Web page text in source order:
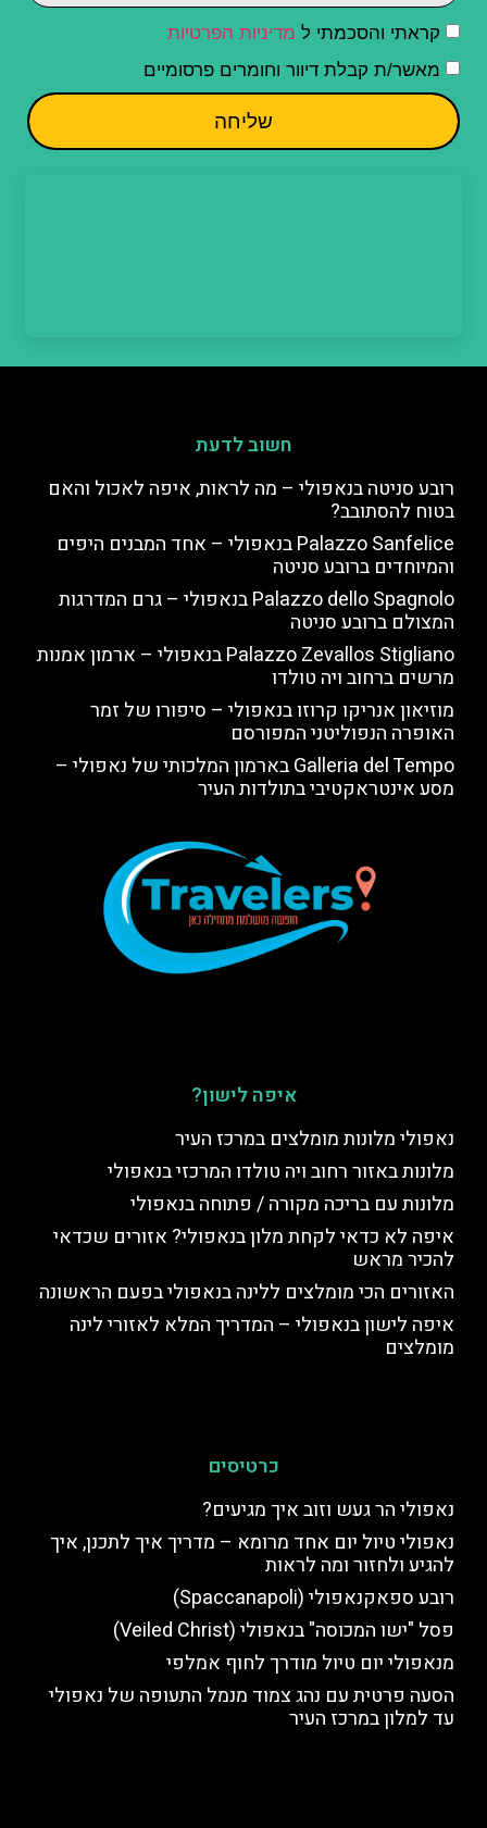
קראתי והסכמתי ל מדיניות הפרטיות
מאשר/ת קבלת דיוור וחומרים פרסומיים
שליחה
חשוב לדעת
רובע סניטה בנאפולי – מה לראות, איפה לאכול והאם
בטוח להסתובב?
Palazzo Sanfelice בנאפולי – אחד המבנים היפים
והמיוחדים ברובע סניטה
Palazzo dello Spagnolo בנאפולי – גרם המדרגות
המצולם ברובע סניטה
Palazzo Zevallos Stigliano בנאפולי – ארמון אמנות
מרשים ברחוב ויה טולדו
מוזיאון אנריקו קרוזו בנאפולי – סיפורו של זמר
האופרה הנפוליטני המפורסם
Galleria del Tempo בארמון המלכותי של נאפולי –
מסע אינטראקטיבי בתולדות העיר
איפה לישון?
נאפולי מלונות מומלצים במרכז העיר
מלונות באזור רחוב ויה טולדו המרכזי בנאפולי
מלונות עם בריכה מקורה / פתוחה בנאפולי
איפה לא כדאי לקחת מלון בנאפולי? אזורים שכדאי
להכיר מראש
האזורים הכי מומלצים ללינה בנאפולי בפעם הראשונה
איפה לישון בנאפולי – המדריך המלא לאזורי לינה
מומלצים
כרטיסים
נאפולי הר געש וזוב איך מגיעים?
נאפולי טיול יום אחד מרומא – מדריך איך לתכנן, איך
להגיע ולחזור ומה לראות
רובע ספאקנאפולי (Spaccanapoli)
פסל "ישו המכוסה" בנאפולי (Veiled Christ)
מנאפולי יום טיול מודרך לחוף אמלפי
הסעה פרטית עם נהג צמוד מנמל התעופה של נאפולי
עד למלון במרכז העיר